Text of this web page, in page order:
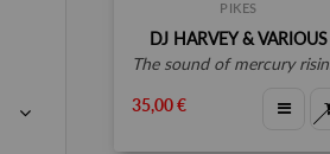
PIKES
DJ HARVEY & VARIOUS
the sound of mercury rising: volumen tres
35,00 €